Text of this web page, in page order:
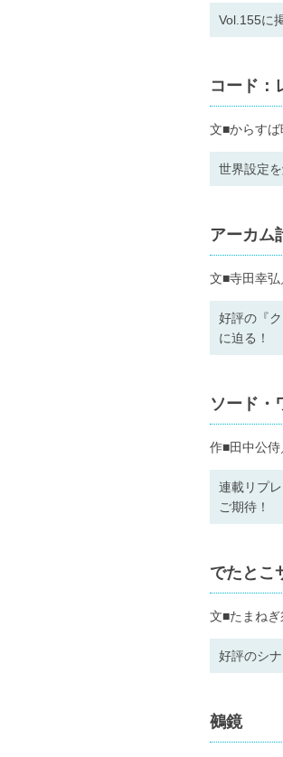
Vol.155に
コード：
文■からす
世界設定
アーカム
文■寺田幸
好評の『
に迫る！
ソード・
作■田中公
連載リプ
ご期待！
でたとこ
文■たまね
好評のシ
鵺鏡